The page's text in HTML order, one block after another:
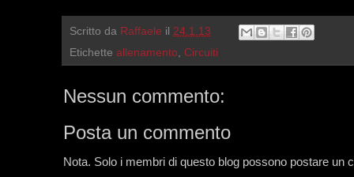
Scritto da Raffaele il 24.1.13
Etichette allenamento Circuiti
Nessun commento:
Posta un commento
Nota. Solo i membri di questo blog possono postare un